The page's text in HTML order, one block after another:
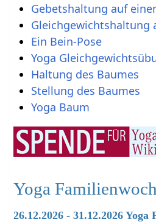
Gebetshaltung auf
Gleichgewichtshaltung
Ein Bein-Pose
Yoga
Haltung des Baumes
Stellung des Baumes
Yoga Baum
Yoga
26.12.2026 - 31.12.2026 Yoga